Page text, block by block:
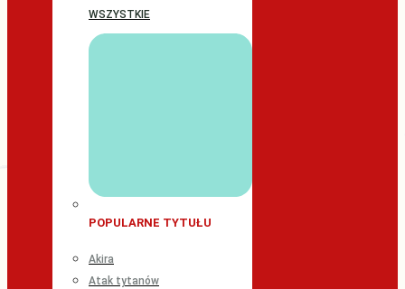
WSZYSTKIE
POPULARNE TYTUŁU
Akira
Atak tytanów